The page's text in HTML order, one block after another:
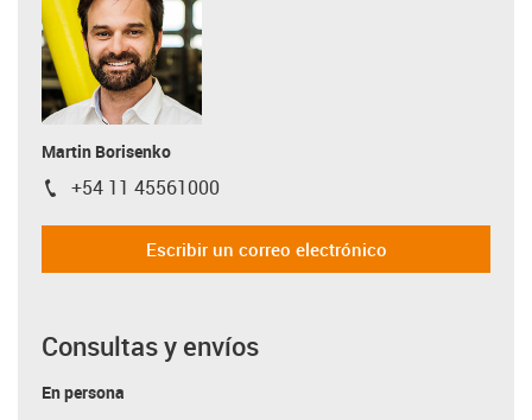
Martin Borisenko
igus-icon-phone
+54 11 45561000
Escribir un correo electrónico
Consultas y envíos
En persona